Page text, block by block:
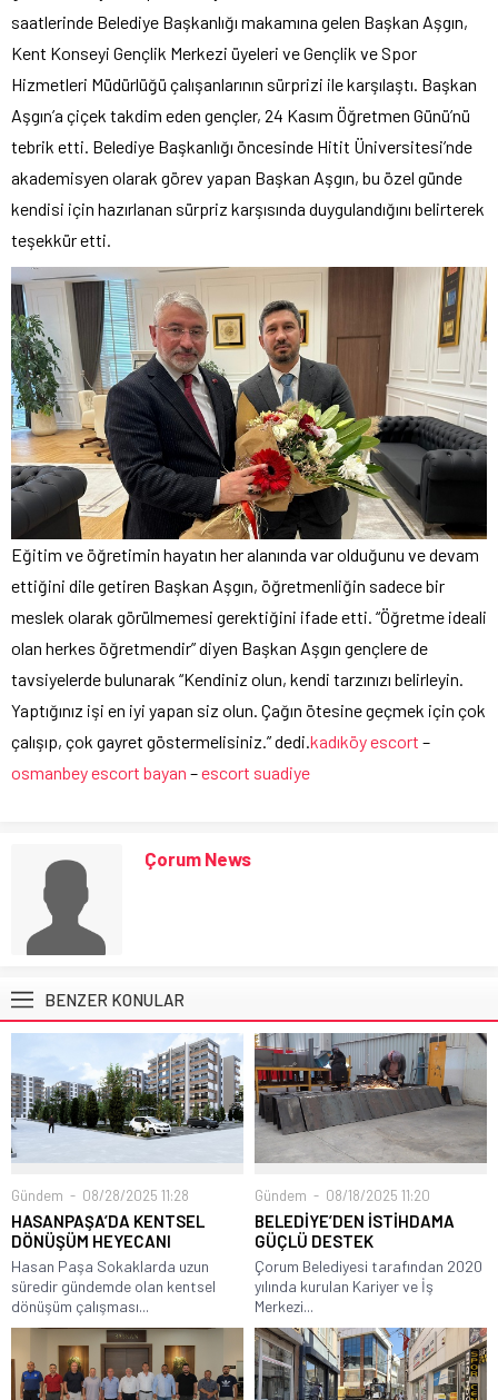
saatlerinde Belediye Başkanlığı makamına gelen Başkan Aşgın,
Kent Konseyi Gençlik Merkezi üyeleri ve Gençlik ve Spor
Hizmetleri Müdürlüğü çalışanlarının sürprizi ile karşılaştı. Başkan
Aşgın’a çiçek takdim eden gençler, 24 Kasım Öğretmen Günü’nü
tebrik etti. Belediye Başkanlığı öncesinde Hitit Üniversitesi’nde
akademisyen olarak görev yapan Başkan Aşgın, bu özel günde
kendisi için hazırlanan sürpriz karşısında duygulandığını belirterek
teşekkür etti.
Eğitim ve öğretimin hayatın her alanında var olduğunu ve devam
ettiğini dile getiren Başkan Aşgın, öğretmenliğin sadece bir
meslek olarak görülmemesi gerektiğini ifade etti. “Öğretme ideali
olan herkes öğretmendir” diyen Başkan Aşgın gençlere de
tavsiyelerde bulunarak “Kendiniz olun, kendi tarzınızı belirleyin.
Yaptığınız işi en iyi yapan siz olun. Çağın ötesine geçmek için çok
çalışıp, çok gayret göstermelisiniz.” dedi. kadıköy escort –
osmanbey escort bayan –escort suadiye
Çorum News
BENZER KONULAR
Gündem 08/28/2025 11:28
HASANPAŞA’DA KENTSEL
DÖNÜŞÜM HEYECANI
Hasan Paşa Sokaklarda uzun
süredir gündemde olan kentsel
dönüşüm çalışması...
Gündem 08/18/2025 11:20
BELEDİYE’DEN İSTİHDAMA
GÜÇLÜ DESTEK
Çorum Belediyesi tarafından 2020
yılında kurulan Kariyer ve İş
Merkezi...